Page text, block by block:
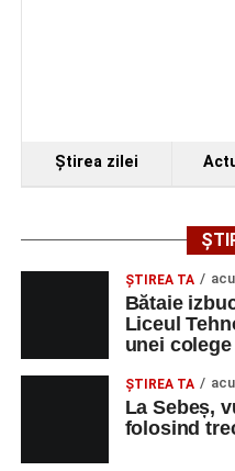
Ştirea zilei
ŞTIREA TA
Bătaie
Liceul
unei colege
ŞTIREA TA
La Sebeș,
folosind